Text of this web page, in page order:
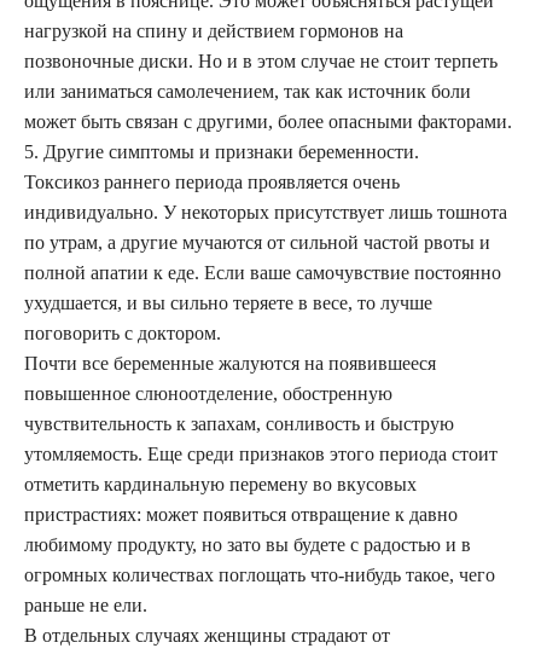
нагрузкой на спину и действием гормонов на
позвоночные диски. Но и в этом случае не стоит терпеть
или заниматься самолечением, так как источник боли
может быть связан с другими, более опасными факторами.
5. Другие симптомы и признаки беременности.
Токсикоз раннего периода проявляется очень
индивидуально. У некоторых присутствует лишь тошнота
по утрам, а другие мучаются от сильной частой рвоты и
полной апатии к еде. Если ваше самочувствие постоянно
ухудшается, и вы сильно теряете в весе, то лучше
поговорить с доктором.
Почти все беременные жалуются на появившееся
повышенное слюноотделение, обостренную
чувствительность к запахам, сонливость и быструю
утомляемость. Еще среди признаков этого периода стоит
отметить кардинальную перемену во вкусовых
пристрастиях: может появиться отвращение к давно
любимому продукту, но зато вы будете с радостью и в
огромных количествах поглощать что-нибудь такое, чего
раньше не ели.
В отдельных случаях женщины страдают от